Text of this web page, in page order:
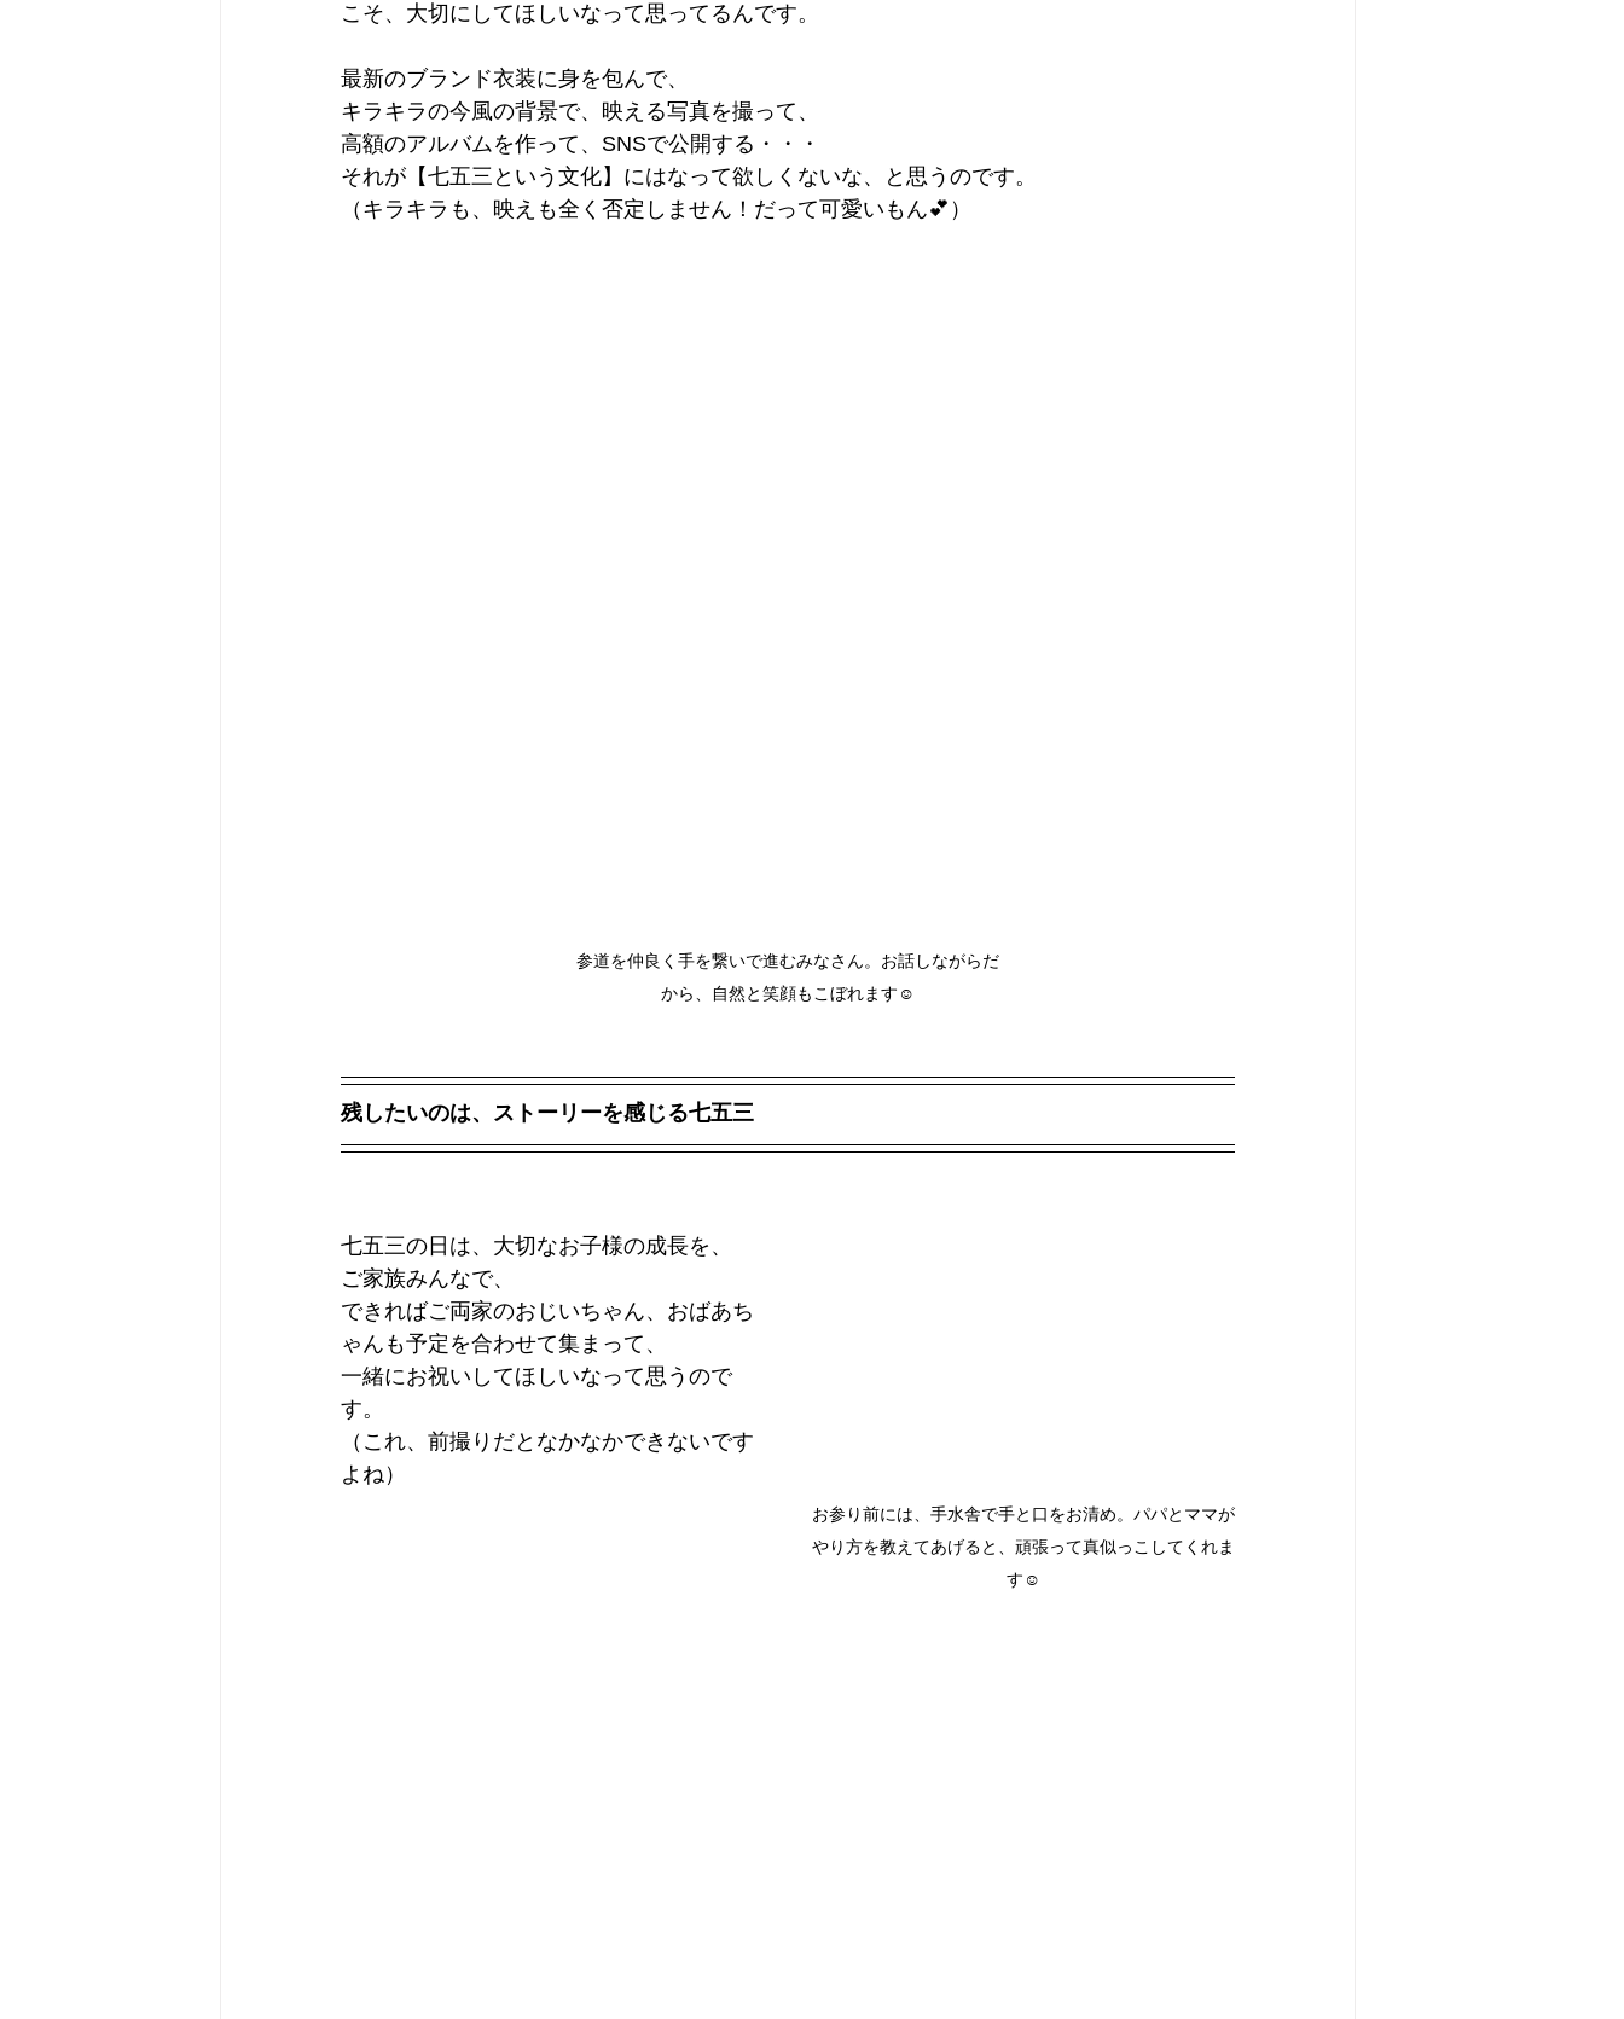
こそ、大切にしてほしいなって思ってるんです。
最新のブランド衣装に身を包んで、
キラキラの今風の背景で、映える写真を撮って、
高額のアルバムを作って、SNSで公開する・・・
それが【七五三という文化】にはなって欲しくないな、と思うのです。
（キラキラも、映えも全く否定しません！だって可愛いもん💕）
参道を仲良く手を繋いで進むみなさん。お話しながらだ
から、自然と笑顔もこぼれます☺︎
残したいのは、ストーリーを感じる七五三
お参り前には、手水舎で手と口をお清め。パパとママが
やり方を教えてあげると、頑張って真似っこしてくれま
す☺︎
七五三の日は、大切なお子様の成長を、
ご家族みんなで、
できればご両家のおじいちゃん、おばあち
ゃんも予定を合わせて集まって、
一緒にお祝いしてほしいなって思うので
す。
（これ、前撮りだとなかなかできないです
よね）